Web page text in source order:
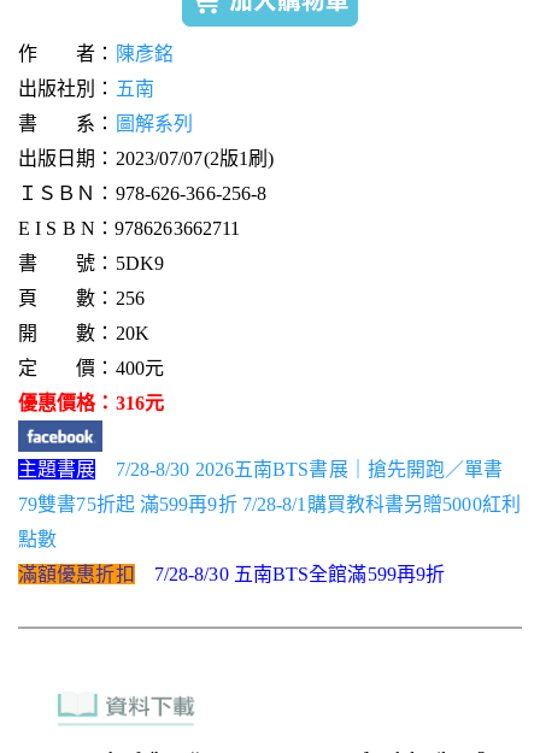
作 者： 陳彥銘
出版社別： 五南
書 系： 圖解系列
出版日期：2023/07/07(2版1刷)
ＩＳＢＮ：978-626-366-256-8
E I S B N：9786263662711
書 號：5DK9
頁 數：256
開 數：20K
定 價：400元
優惠價格：316元
主題書展
7/28-8/30 2026五南BTS書展｜搶先開跑／單書
79雙書75折起 滿599再9折 7/28-8/1購買教科書另贈5000紅利
點數
滿額優惠折扣
7/28-8/30 五南BTS全館滿599再9折